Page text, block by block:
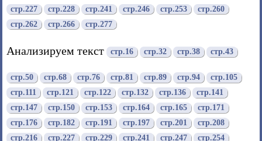
стр.227
стр.228 стр.241 стр.246 стр.253
стр.260
стр.262
стр.266 стр.277
Анализируем текст стр.16 стр.32 стр.38 стр.43
стр.50 стр.68 стр.76 стр.81 стр.89 стр.94
стр.105
стр.111
стр.121 стр.122 стр.132 стр.136
стр.141
стр.147
стр.150 стр.153 стр.164 стр.165
стр.171
стр.176
стр.182 стр.191 стр.197 стр.201
стр.208
стр.216
стр.227 стр.229 стр.241 стр.247 стр.254